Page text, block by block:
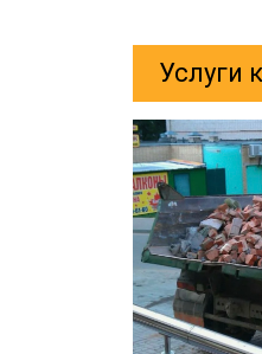
Услуги